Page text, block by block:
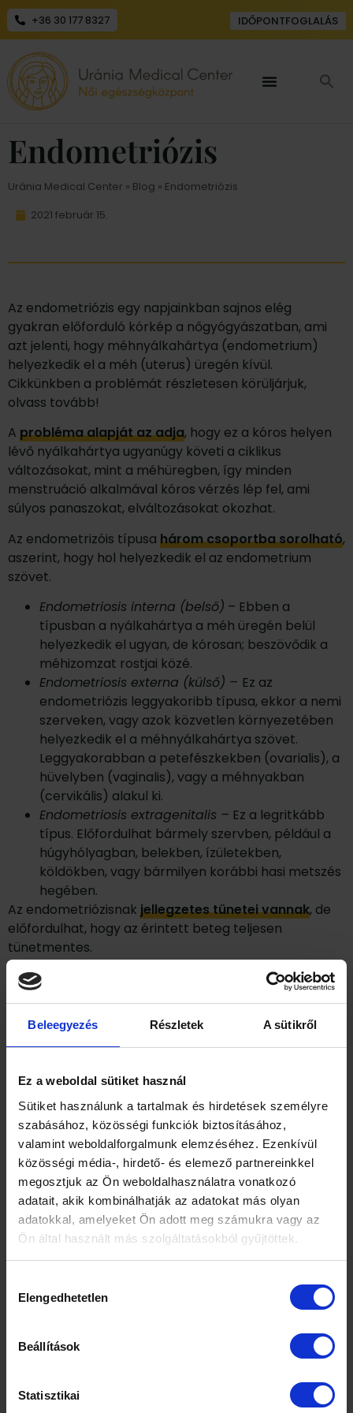
Beleegyezés Részletek A sütikről
Ez a weboldal sütiket használ
Sütiket használunk a tartalmak és hirdetések személyre
szabásához, közösségi funkciók biztosításához,
valamint weboldalforgalmunk elemzéséhez. Ezenkívül
közösségi média-, hirdető- és elemező partnereinkkel
megosztjuk az Ön weboldalhasználatra vonatkozó
adatait, akik kombinálhatják az adatokat más olyan
adatokkal, amelyeket Ön adott meg számukra vagy az
Ön által használt más szolgáltatásokból gyűjtöttek.
kiválasztása
Elengedhetetlen
Beállítások
Statisztikai
+36 30 177 8327 IDŐPONTFOGLALÁS
Endometriózis
Uránia Medical Center » Blog » Endometriózis
2021 február 15.
Az endometriózis egy napjainkban sajnos elég
gyakran előforduló kórkép a nőgyógyászatban, ami
azt jelenti, hogy méhnyálkahártya (endometrium)
helyezkedik el a méh (uterus) üregén kívül.
Cikkünkben a problémát részletesen körüljárjuk,
olvass tovább!
A probléma alapját az adja, hogy ez a kóros helyen
lévő nyálkahártya ugyanúgy követi a ciklikus
változásokat, mint a méhüregben, így minden
menstruáció alkalmával kóros vérzés lép fel, ami
súlyos panaszokat, elváltozásokat okozhat.
Az endometrizóis típusa három csoportba sorolható,
aszerint, hogy hol helyezkedik el az endometrium
szövet.
Endometriosis interna (belső) – Ebben a
típusban a nyálkahártya a méh üregén belül
helyezkedik el ugyan, de kórosan; beszövődik a
méhizomzat rostjai közé.
Endometriosis externa (külső) – Ez az
endometriózis leggyakoribb típusa, ekkor a nemi
szerveken, vagy azok közvetlen környezetében
helyezkedik el a méhnyálkahártya szövet.
Leggyakorabban a petefészkekben (ovarialis), a
hüvelyben (vaginalis), vagy a méhnyakban
(cervikális) alakul ki.
Endometriosis extragenitalis – Ez a legritkább
típus. Előfordulhat bármely szervben, például a
húgyhólyagban, belekben, ízületekben,
köldökben, vagy bármilyen korábbi hasi metszés
hegében.
Az endometriózisnak jellegzetes tünetei vannak, de
előfordulhat, hogy az érintett beteg teljesen
tünetmentes.
Ahogy korábban is említettük, a kóros helyen lévő
méhnyálkahártya követi a ciklus hormonális hatásra
bekövetkező változásait. A menstruáció idejekor ez a
nyálkahártya is leválik, de a vér nem tud kiürülni, erős
alhasi fájdalmat (dysmenorrhoea) okozva ezzel, ami a
menstruáció múlásával fokozatosan enyhül.
fellépő fájdalom is gyakori tünet, illetve
szervspecifikusan, aszerint, hogy hol található a
méhnyálkahártya szövet, jelentkezhet fájdalom és
vérzés.
Az endometriózis esetén gyakran előfordul
bő menstruáció.
Az endometriózismeddőségben játszott oki szerepe
hozzájárul az infertilis (terméketlen) állapot
petevezetőt, és ezen a megtermékenyített petesejt
nem tud átjutni).
lehetővé
teszi a kezelés által a fájdalmas tünetek enyhítését,